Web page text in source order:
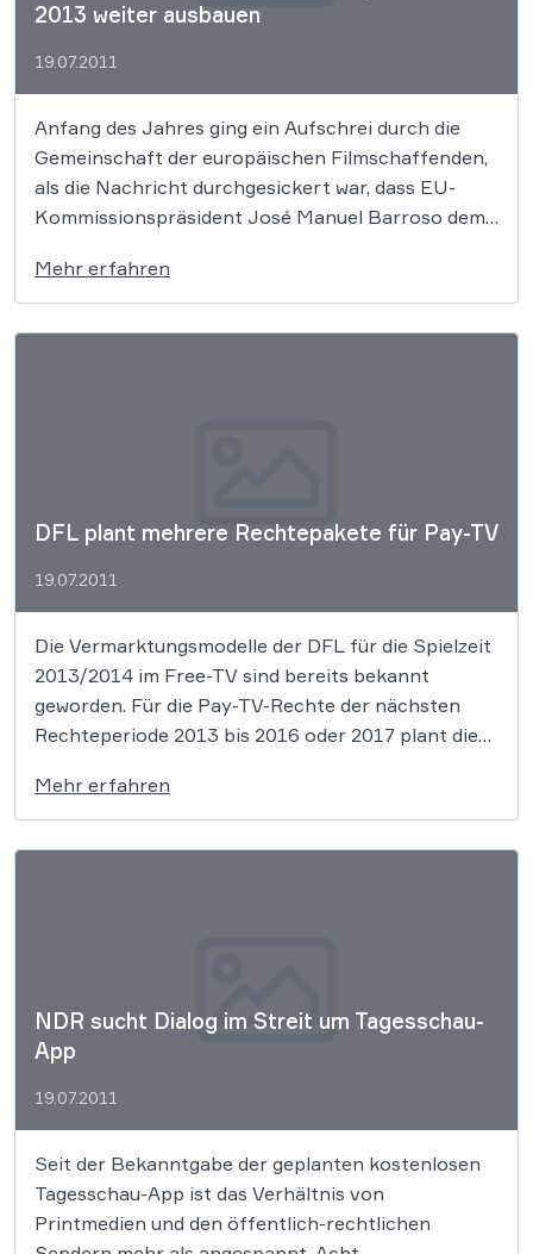
2013 weiter ausbauen
19.07.2011
Anfang des Jahres ging ein Aufschrei durch die
Gemeinschaft der europäischen Filmschaffenden,
als die Nachricht durchgesickert war, dass EU-
Kommissionspräsident José Manuel Barroso dem
der audiovisuellen Industrie in Europa) keine
Priorität einräume. Die massiven Proteste zeigten
Wirkung: Die EU-Kommission gab bekannt, die
Mehr erfahren
DFL plant mehrere Rechtepakete für Pay-TV
19.07.2011
Die Vermarktungsmodelle der DFL für die Spielzeit
2013/2014 im Free-TV sind bereits bekannt
geworden. Für die Pay-TV-Rechte der nächsten
Rechteperiode 2013 bis 2016 oder 2017 plant die
Liveberichterstattung, wie die Süddeutsche
Zeitung am Dienstag berichtet. Dabei würde jedes
Paket für alle drei möglichen Vertriebswege
Mehr erfahren
NDR sucht Dialog im Streit um Tagesschau-
App
19.07.2011
Seit der Bekanntgabe der geplanten kostenlosen
Tagesschau-App ist das Verhältnis von
Printmedien und den öffentlich-rechtlichen